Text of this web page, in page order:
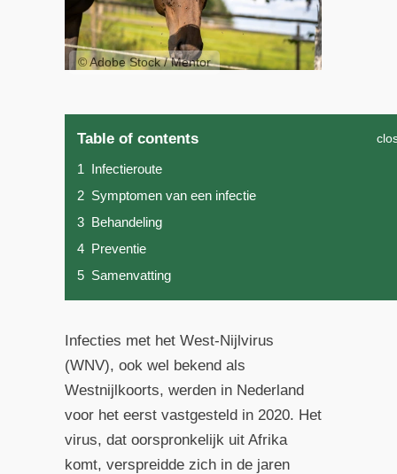
© Adobe Stock / Mentor
Table of contents
1 Infectieroute
2 Symptomen van een infectie
3 Behandeling
4 Preventie
5 Samenvatting
Infecties met het West-Nijlvirus
(WNV), ook wel bekend als
Westnijlkoorts, werden in Nederland
voor het eerst vastgesteld in 2020. Het
virus, dat oorspronkelijk uit Afrika
komt, verspreidde zich in de jaren